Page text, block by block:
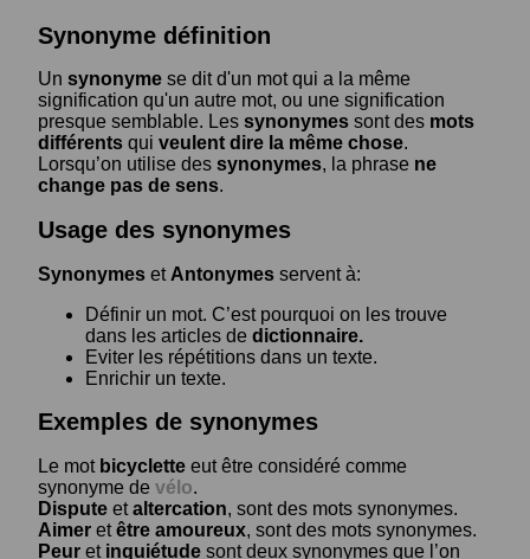
Synonyme définition
Un synonyme se dit d'un mot qui a la même
signification qu'un autre mot, ou une signification
presque semblable. Les synonymes sont des mots
différents qui veulent dire la même chose.
Lorsqu’on utilise des synonymes, la phrase ne
change pas de sens.
Usage des synonymes
Synonymes et Antonymes servent à:
Définir un mot. C’est pourquoi on les trouve
dans les articles de dictionnaire.
Eviter les répétitions dans un texte.
Enrichir un texte.
Exemples de synonymes
Le mot bicyclette eut être considéré comme
synonyme de vélo.
Dispute etaltercation, sont des mots synonymes.
Aimer etêtre amoureux, sont des mots synonymes.
Peur et inquiétude sont deux synonymes que l’on